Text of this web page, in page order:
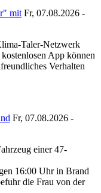
mit Fr, 07.08.2026 -
Taler-Netzwerk
App können
Verhalten
Fr, 07.08.2026 -
einer 47-
16:00 Uhr in Brand
die Frau von der